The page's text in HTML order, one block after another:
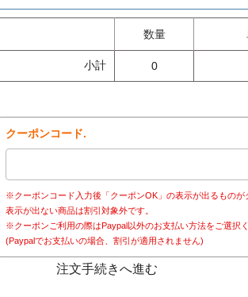
数量
小計 0
クーポンコード.
※クーポンコード入力後「クーポンOK」の表示が出るもの
表示が出ない商品は割引対象外です。
※クーポンご利用の際はPaypal以外のお支払い方法をご選択く
(Paypalでお支払いの場合、割引が適用されません)
注文手続きへ進む